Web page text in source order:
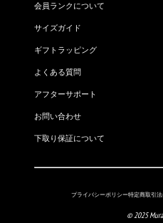
会員ランクについて
サイズガイド
ギフトラッピング
よくある質問
アフターサポート
お問い合わせ
下取り保証について
プライバシーポリシー特定商取引
© 2025